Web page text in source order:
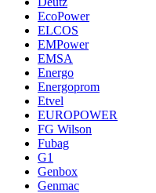
EcoPower
ELCOS
EMPower
EMSA
Energo
Energoprom
Etvel
EUROPOWER
FG Wilson
Fubag
G1
Genbox
Genmac